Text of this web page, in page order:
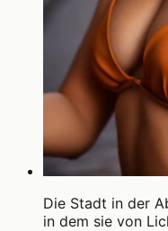
Die Stadt in der
in dem sie von